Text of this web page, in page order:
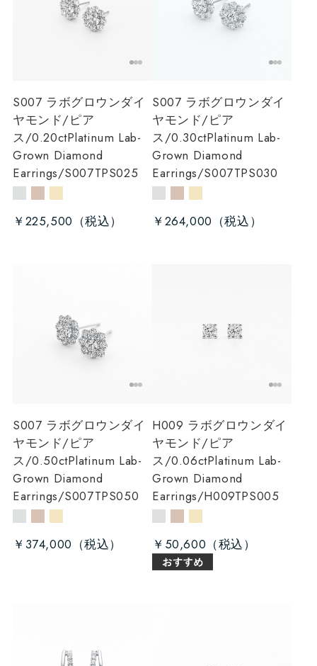
S007 ラボグロウンダイ
ヤモンド/ピア
ス/0.20ctPlatinum Lab-
Grown Diamond
Earrings/S007TPS025
￥225,500
S007 ラボグロウンダイ
ヤモンド/ピア
ス/0.30ctPlatinum Lab-
Grown Diamond
Earrings/S007TPS030
￥264,000
S007 ラボグロウンダイ
ヤモンド/ピア
ス/0.50ctPlatinum Lab-
Grown Diamond
Earrings/S007TPS050
￥374,000
H009 ラボグロウンダイ
ヤモンド/ピア
ス/0.06ctPlatinum Lab-
Grown Diamond
Earrings/H009TPS005
￥50,600